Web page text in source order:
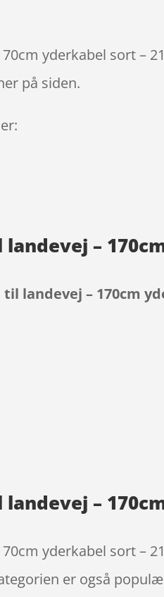
yderkabel sort –
på siden.
–
landevej – 170cm
–
yderkabel sort –
er også